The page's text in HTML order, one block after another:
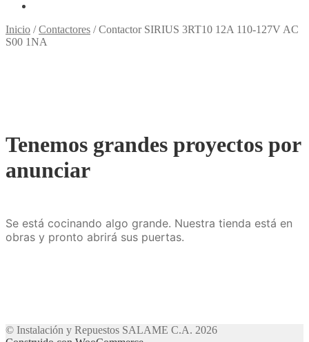
Inicio /Contactores /Contactor SIRIUS 3RT10 12A 110-127V AC
S00 1NA
Tenemos grandes proyectos por
anunciar
Se está cocinando algo grande. Nuestra tienda está en
obras y pronto abrirá sus puertas.
© Instalación y Repuestos SALAME C.A. 2026